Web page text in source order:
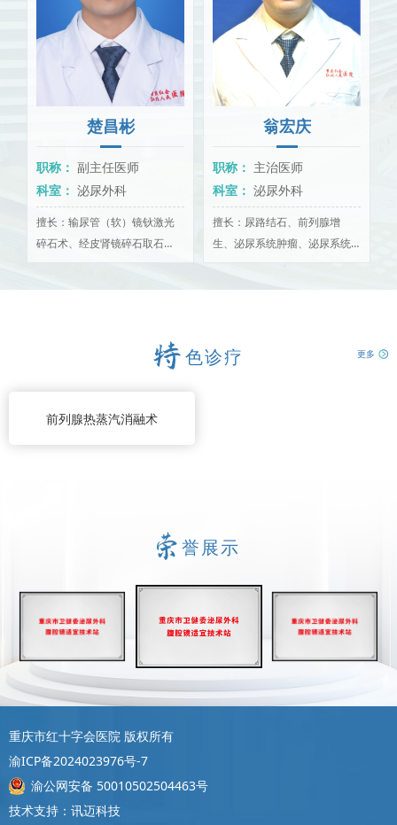
女性泌尿外科：专注女性压力性尿失禁、盆底脱垂、复杂性尿
路感染等疾病，开展无张力尿道中段悬吊术（TVT）、盆底重建术等
特色技术。
楚昌彬
职称： 副主任医师
科室： 泌尿外科
擅长：输尿管（软）镜钬激光
碎石术、经皮肾镜碎石取石
翁宏庆
职称： 主治医师
科室： 泌尿外科
擅长：尿路结石、前列腺增
生、泌尿系统肿瘤、泌尿系统
色诊疗 更多
前列腺热蒸汽消融术
誉展示
重庆市红十字会医院 版权所有
渝ICP备2024023976号-7
渝公网安备 50010502504463号
技术支持：讯迈科技